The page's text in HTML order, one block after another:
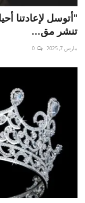
"أتوسل لإعادتنا
تنشر مق...
مارس 7, 2025 0